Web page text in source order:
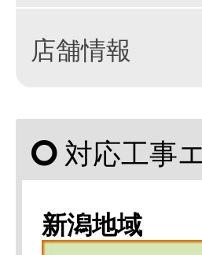
店舗情報
対応工事
新潟地域